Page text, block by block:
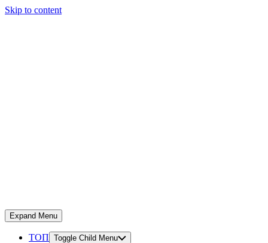
Skip to content
Expand Menu
ТОП Toggle Child Menu